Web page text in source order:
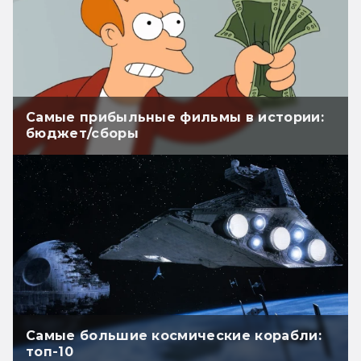
Самые прибыльные фильмы в истории:
бюджет/сборы
Самые большие космические корабли:
топ-10